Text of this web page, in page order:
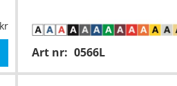
Art nr: 0566L